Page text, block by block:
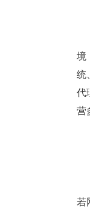
境
统
代
营
若